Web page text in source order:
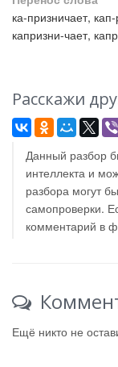
ка-призничает,
капризни-чает,
Расскажи
Данный разбор
интеллекта и
разбора могут
самопроверки.
комментарий в
Ещё никто не